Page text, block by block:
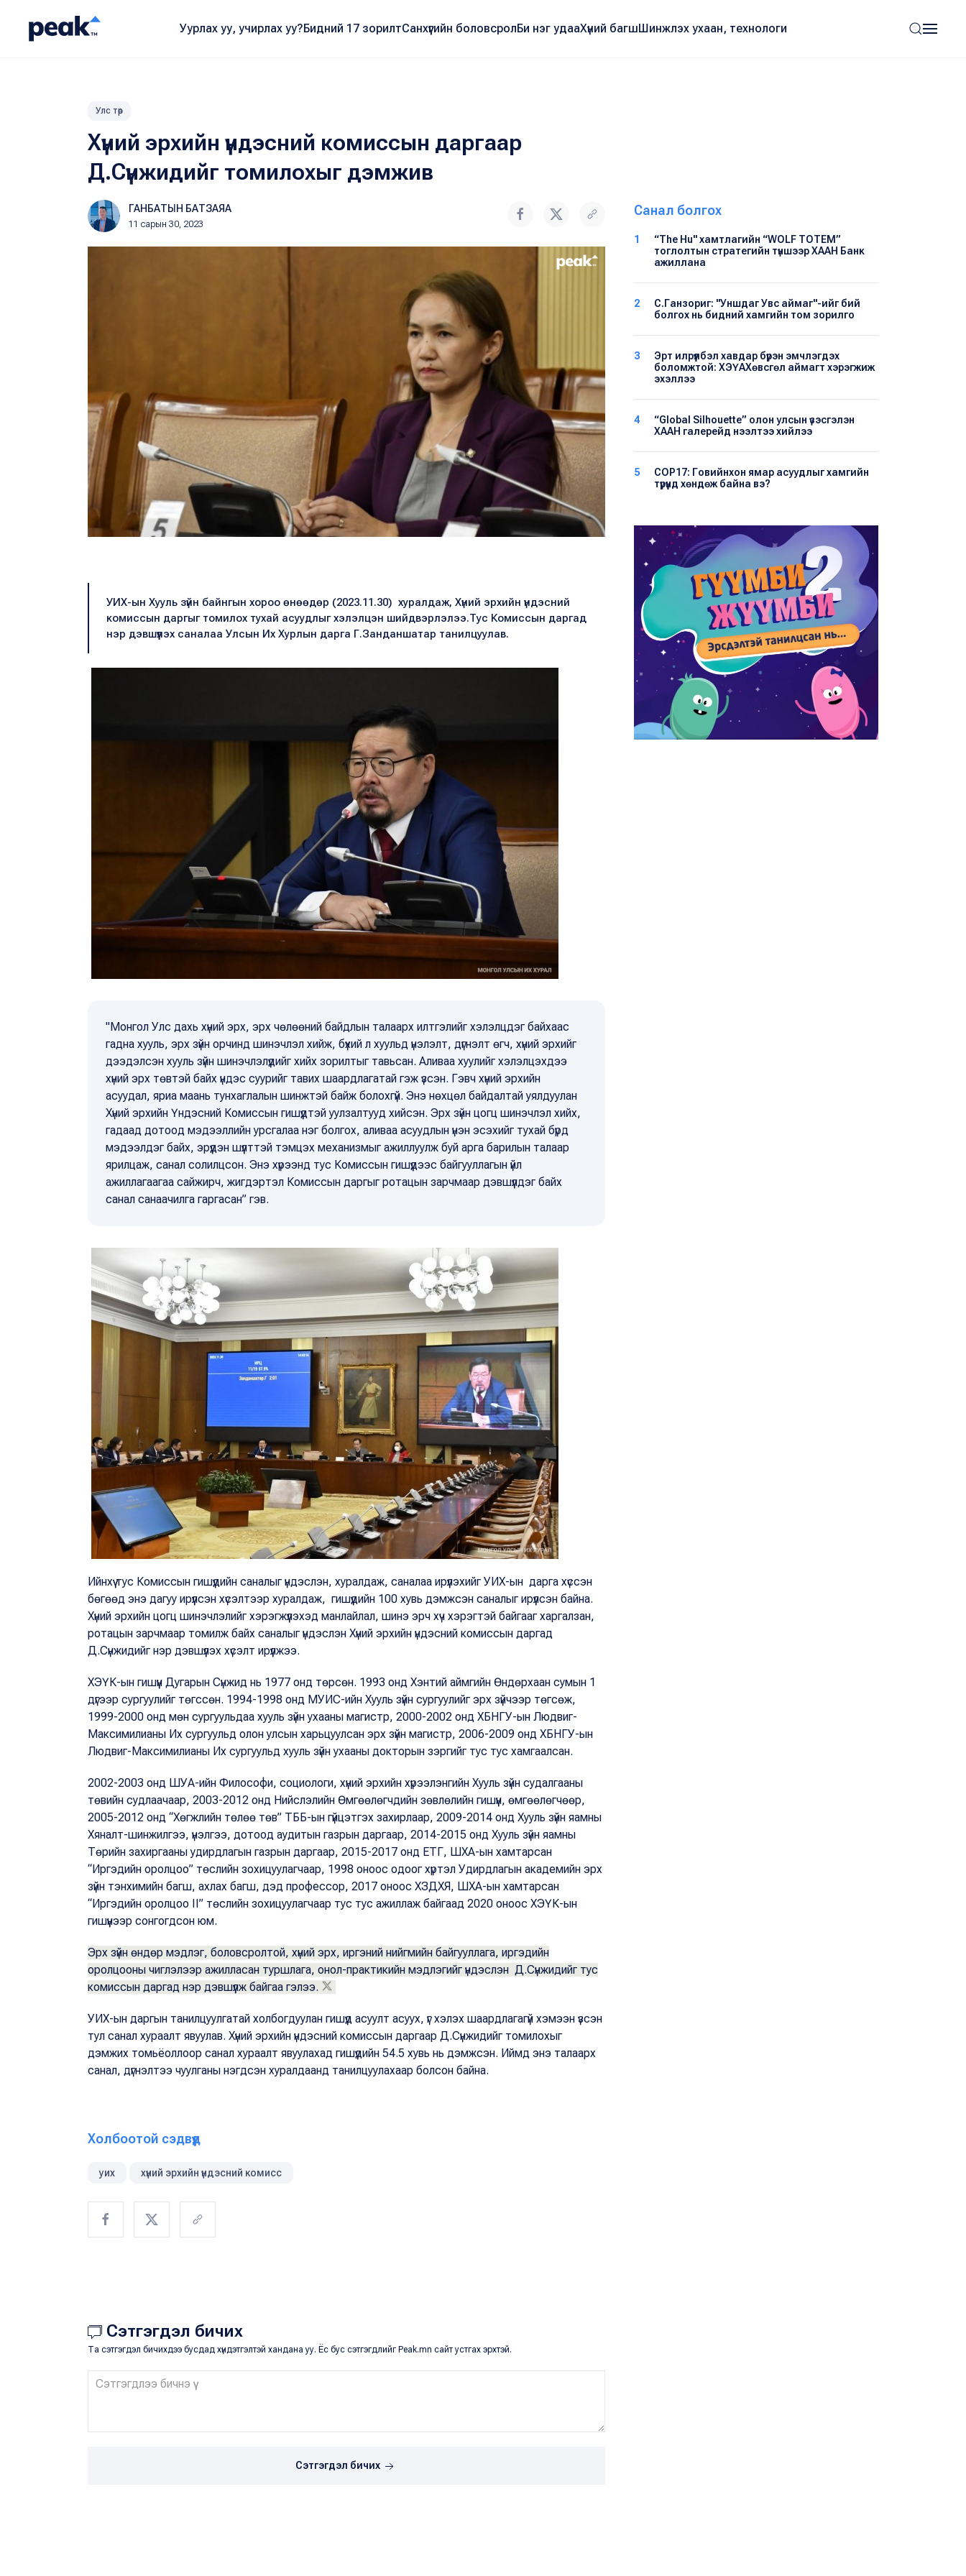
Уурлах уу, учирлах уу?Бидний 17 зорилтСанхүүгийн боловсролБи нэг удааХүний багшШинжлэх ухаан, технологи
Улс төр
Хүний эрхийн үндэсний комиссын даргаар
Д.Сүнжидийг томилохыг дэмжив
ГАНБАТЫН БАТЗАЯА
11 сарын 30, 2023
УИХ-ын Хууль зүйн байнгын хороо өнөөдөр (2023.11.30) хуралдаж, Хүний эрхийн үндэсний
комиссын даргыг томилох тухай асуудлыг хэлэлцэн шийдвэрлэлээ.Тус Комиссын даргад
нэр дэвшүүлэх саналаа Улсын Их Хурлын дарга Г.Занданшатар танилцуулав.
"Монгол Улс дахь хүний эрх, эрх чөлөөний байдлын талаарх илтгэлийг хэлэлцдэг байхаас
гадна хууль, эрх зүйн орчинд шинэчлэл хийж, бүхий л хуульд үнэлэлт, дүгнэлт өгч, хүний эрхийг
дээдэлсэн хууль зүйн шинэчлэлүүдийг хийх зорилтыг тавьсан. Аливаа хуулийг хэлэлцэхдээ
хүний эрх төвтэй байх үндэс суурийг тавих шаардлагатай гэж үзсэн. Гэвч хүний эрхийн
асуудал, яриа маань тунхаглалын шинжтэй байж болохгүй. Энэ нөхцөл байдалтай уялдуулан
Хүний эрхийн Үндэсний Комиссын гишүүдтэй уулзалтууд хийсэн. Эрх зүйн цогц шинэчлэл хийх,
гадаад дотоод мэдээллийн урсгалаа нэг болгох, аливаа асуудлын үнэн эсэхийг тухай бүрд
мэдээлдэг байх, эрүүдэн шүүлттэй тэмцэх механизмыг ажиллуулж буй арга барилын талаар
ярилцаж, санал солилцсон. Энэ хүрээнд тус Комиссын гишүүдээс байгууллагын үйл
ажиллагаагаа сайжирч, жигдэртэл Комиссын даргыг ротацын зарчмаар дэвшүүлдэг байх
санал санаачилга гаргасан” гэв.
Ийнхүү тус Комиссын гишүүдийн саналыг үндэслэн, хуралдаж, саналаа ирүүлэхийг УИХ-ын дарга хүссэн
бөгөөд энэ дагуу ирүүлсэн хүсэлтээр хуралдаж, гишүүдийн 100 хувь дэмжсэн саналыг ирүүлсэн байна.
Хүний эрхийн цогц шинэчлэлийг хэрэгжүүлэхэд манлайлал, шинэ эрч хүч хэрэгтэй байгааг харгалзан,
ротацын зарчмаар томилж байх саналыг үндэслэн Хүний эрхийн үндэсний комиссын даргад
Д.Сүнжидийг нэр дэвшүүлэх хүсэлт ирүүлжээ.
ХЭҮК-ын гишүүн Дугарын Сүнжид нь 1977 онд төрсөн. 1993 онд Хэнтий аймгийн Өндөрхаан сумын 1
дүгээр сургуулийг төгссөн. 1994-1998 онд МУИС-ийн Хууль зүйн сургуулийг эрх зүйчээр төгсөж,
1999-2000 онд мөн сургуульдаа хууль зүйн ухааны магистр, 2000-2002 онд ХБНГУ-ын Людвиг-
Максимилианы Их сургуульд олон улсын харьцуулсан эрх зүйн магистр, 2006-2009 онд ХБНГУ-ын
Людвиг-Максимилианы Их сургуульд хууль зүйн ухааны докторын зэргийг тус тус хамгаалсан.
2002-2003 онд ШУА-ийн Философи, социологи, хүний эрхийн хүрээлэнгийн Хууль зүйн судалгааны
төвийн судлаачаар, 2003-2012 онд Нийслэлийн Өмгөөлөгчдийн зөвлөлийн гишүүн, өмгөөлөгчөөр,
2005-2012 онд “Хөгжлийн төлөө төв” ТББ-ын гүйцэтгэх захирлаар, 2009-2014 онд Хууль зүйн яамны
Хяналт-шинжилгээ, үнэлгээ, дотоод аудитын газрын даргаар, 2014-2015 онд Хууль зүйн яамны
Төрийн захиргааны удирдлагын газрын даргаар, 2015-2017 онд ЕТГ, ШХА-ын хамтарсан
“Иргэдийн оролцоо” төслийн зохицуулагчаар, 1998 оноос одоог хүртэл Удирдлагын академийн эрх
зүйн тэнхимийн багш, ахлах багш, дэд профессор, 2017 оноос ХЗДХЯ, ШХА-ын хамтарсан
“Иргэдийн оролцоо II” төслийн зохицуулагчаар тус тус ажиллаж байгаад 2020 оноос ХЭҮК-ын
гишүүнээр сонгогдсон юм.
Эрх зүйн өндөр мэдлэг, боловсролтой, хүний эрх, иргэний нийгмийн байгууллага, иргэдийн
оролцооны чиглэлээр ажилласан туршлага, онол-практикийн мэдлэгийг үндэслэн Д.Сүнжидийг тус
комиссын даргад нэр дэвшүүлж байгаа гэлээ.
УИХ-ын даргын танилцуулгатай холбогдуулан гишүүд асуулт асуух, үг хэлэх шаардлагагүй хэмээн үзсэн
тул санал хураалт явуулав. Хүний эрхийн үндэсний комиссын даргаар Д.Сүнжидийг томилохыг
дэмжих томьёоллоор санал хураалт явуулахад гишүүдийн 54.5 хувь нь дэмжсэн. Иймд энэ талаарх
санал, дүгнэлтээ чуулганы нэгдсэн хуралдаанд танилцуулахаар болсон байна.
Холбоотой сэдвүүд
уих хүний эрхийн үндэсний комисс
Сэтгэгдэл бичих
Та сэтгэгдэл бичихдээ бусдад хүндэтгэлтэй хандана уу. Ёс бус сэтгэгдлийг Peak.mn сайт устгах эрхтэй.
Сэтгэгдэл бичих
Санал болгох
1
“The Hu" хамтлагийн “WOLF TOTEM”
тоглолтын стратегийн түншээр ХААН Банк
ажиллана
2
С.Ганзориг: "Уншдаг Увс аймаг"-ийг бий
болгох нь бидний хамгийн том зорилго
3
Эрт илрүүлбэл хавдар бүрэн эмчлэгдэх
боломжтой: ХЭҮА​Хөвсгөл аймагт хэрэгжиж
эхэллээ
4
“Global Silhouette” олон улсын үзэсгэлэн
ХААН галерейд нээлтээ хийлээ
5
COP17: Говийнхон ямар асуудлыг хамгийн
түрүүнд хөндөж байна вэ?